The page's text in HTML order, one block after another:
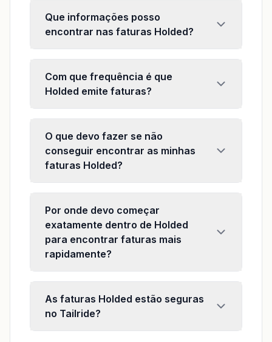
Que informações posso
encontrar nas faturas Holded?
Com que frequência é que
Holded emite faturas?
O que devo fazer se não
conseguir encontrar as minhas
faturas Holded?
Por onde devo começar
exatamente dentro de Holded
para encontrar faturas mais
rapidamente?
As faturas Holded estão seguras
no Tailride?